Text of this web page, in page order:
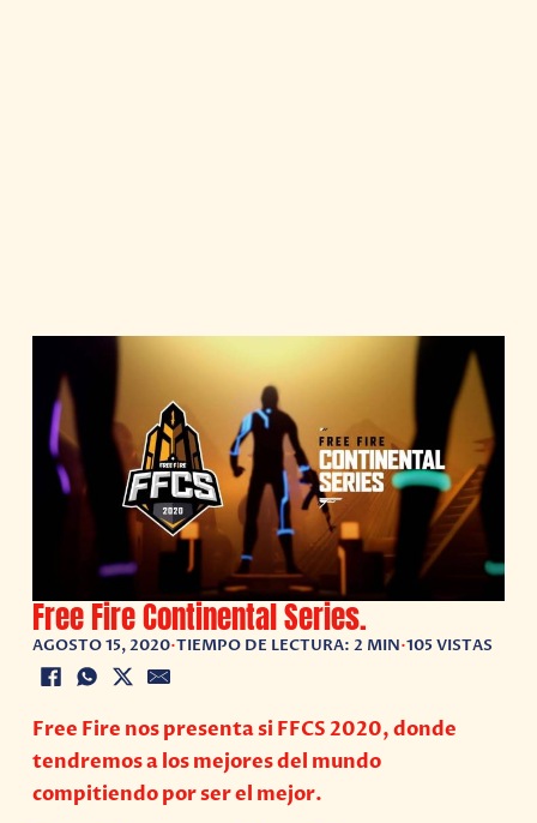
Free Fire Continental Series.
AGOSTO 15, 2020•TIEMPO DE LECTURA: 2 MIN•105 VISTAS
Free Fire nos presenta si FFCS 2020, donde
tendremos a los mejores del mundo
compitiendo por ser el mejor.